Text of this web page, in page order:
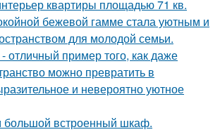
квартиры площадью 71 кв.
бежевой гамме стала уютным и
для молодой семьи.
отличный пример того, как даже
можно превратить в
и невероятно уютное
встроенный шкаф.